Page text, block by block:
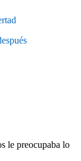
le preocupaba lo